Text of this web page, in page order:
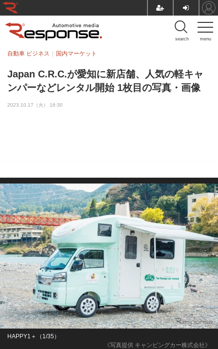
menu
search
Japan C.R.C.が愛知に新店舗、人気の軽キャ
ンパーなどレンタル開始 1枚目の写真・画像
自動車 ビジネス 国内マーケット
2023.10.17（火） 16:30
《写真提供 キャンピングカー株式会社》
HAPPY1＋（1/35）